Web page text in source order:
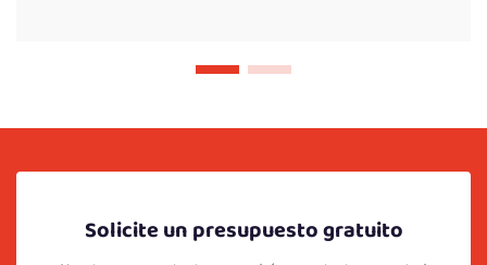
Solicite un presupuesto gratuito